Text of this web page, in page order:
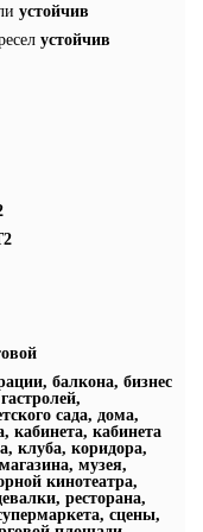
устойчив
устойчив
балкона, бизнес
сада, дома,
кабинета, кабинета
клуба, коридора,
музея,
кинотеатра,
ресторана,
сцены,